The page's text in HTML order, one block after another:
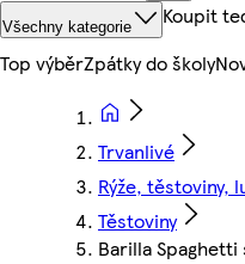
Všechny kategorie Koupit
Top výběrZpátky do školy
Trvanlivé
Rýže, těstoviny,
Těstoviny
Barilla